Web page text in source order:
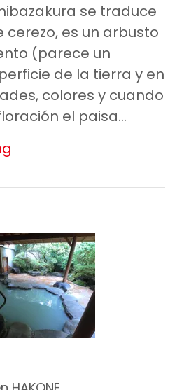
se traduce
cerezo, es un arbusto
(parece un
de la tierra y en
colores y cuando
el paisa...